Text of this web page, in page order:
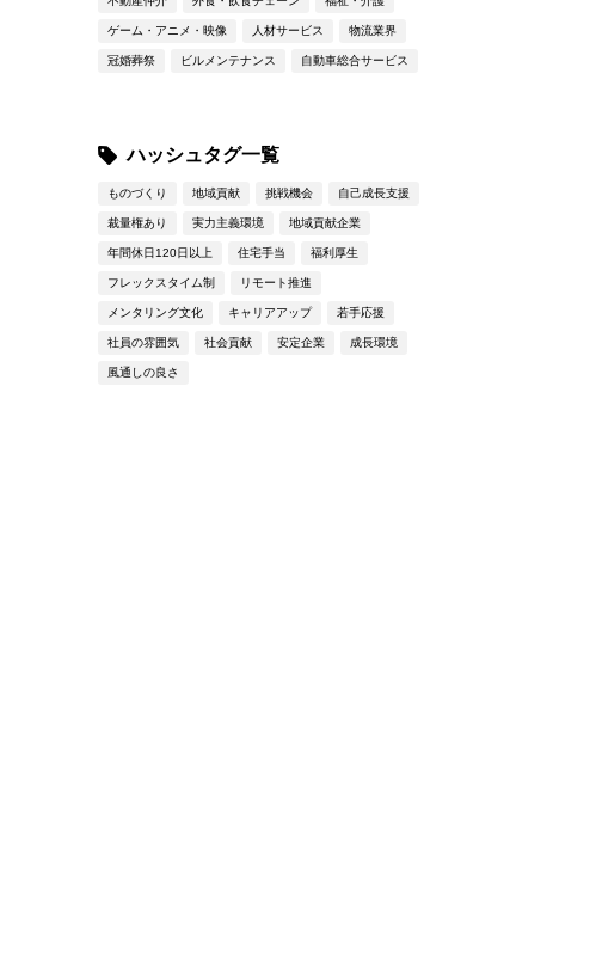
ゲーム・アニメ・映像 人材サービス 物流業界
冠婚葬祭 ビルメンテナンス 自動車総合サービス
ハッシュタグ一覧
ものづくり 地域貢献 挑戦機会 自己成長支援
裁量権あり 実力主義環境 地域貢献企業
年間休日120日以上 住宅手当 福利厚生
フレックスタイム制 リモート推進
メンタリング文化 キャリアアップ 若手応援
社員の雰囲気 社会貢献 安定企業 成長環境
風通しの良さ